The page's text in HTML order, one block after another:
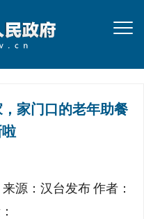
家门口的老年助餐
来源： 汉台发布 作者：